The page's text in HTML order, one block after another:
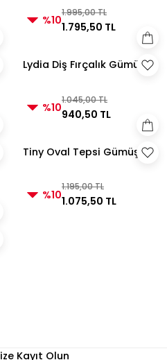
%10
1.995,00 TL
1.795,50 TL
Lydia Diş Fırçalık Gümüş
%10
1.045,00 TL
940,50 TL
Tiny Oval Tepsi Gümüş
%10
1.195,00 TL
1.075,50 TL
Kayıt Olun